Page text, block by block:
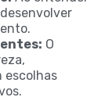
O
escolhas